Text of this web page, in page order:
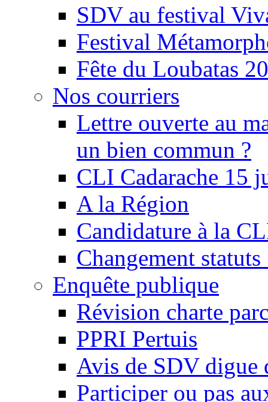
SDV au festival
Festival
Fête du Loubatas
Nos courriers
Lettre ouverte au
un bien commun ?
CLI Cadarache 15
A la Région
Candidature à la
Changement
Enquête publique
Révision charte
PPRI Pertuis
Avis de SDV digue
Participer ou pas